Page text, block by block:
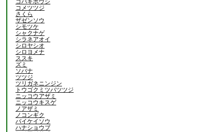
コバギボウシ
コメツツジ
さくら
ザゼンソウ
シモツケ
シャクナゲ
シラネアオイ
シロヤシオ
シロヨメナ
ススキ
ズミ
ソバナ
ツツジ
ツリガネニンジン
トウゴクミツバツツジ
ニッコウアザミ
ニッコウキスゲ
ノアザミ
ノコンギク
バイケイソウ
ハナショウブ